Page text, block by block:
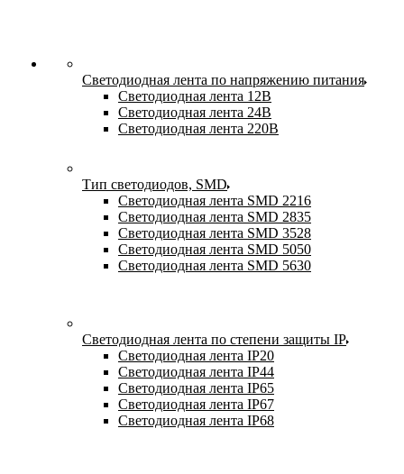
Светодиодная лента по напряжению питания
Светодиодная лента 12В
Светодиодная лента 24В
Светодиодная лента 220В
Тип светодиодов, SMD
Cветодиодная лента SMD 2216
Светодиодная лента SMD 2835
Светодиодная лента SMD 3528
Светодиодная лента SMD 5050
Светодиодная лента SMD 5630
Светодиодная лента по степени защиты IP
Светодиодная лента IP20
Светодиодная лента IP44
Светодиодная лента IP65
Светодиодная лента IP67
Светодиодная лента IP68